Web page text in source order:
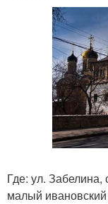
Где: ул. Забелина,
малый